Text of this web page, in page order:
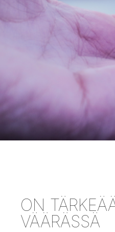
ON
VÄÄRÄSSÄ